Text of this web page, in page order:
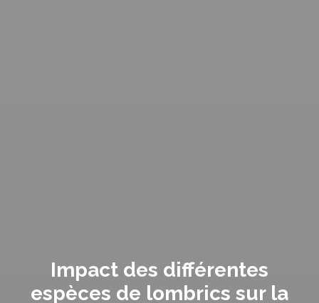
Impact des différentes
espèces de lombrics sur la